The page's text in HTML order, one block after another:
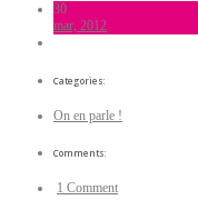
30
mar, 2012
Categories:
On en parle !
Comments:
1 Comment